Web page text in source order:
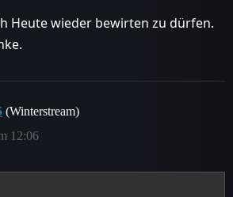
Heute wieder bewirten zu dürfen.
(Winterstream)
12:06